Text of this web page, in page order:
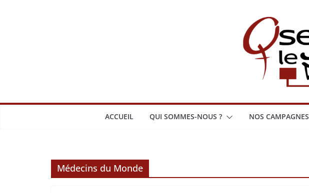
ACCUEIL QUI SOMMES-NOUS ? NOS CAMPAGNES
Médecins du Monde